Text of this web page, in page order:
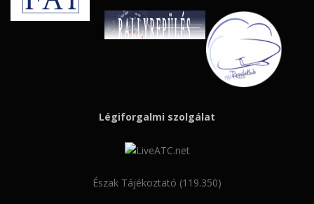
Légiforgalmi szolgálat
Észak Tájékoztató (119.350)